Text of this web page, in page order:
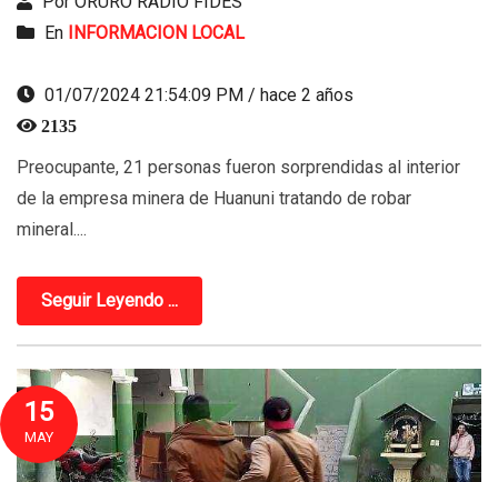
En INFORMACION LOCAL
01/07/2024 21:54:09 PM / hace 2 años
2135
Preocupante, 21 personas fueron sorprendidas al interior
de la empresa minera de Huanuni tratando de robar
mineral....
Seguir Leyendo ...
15
MAY